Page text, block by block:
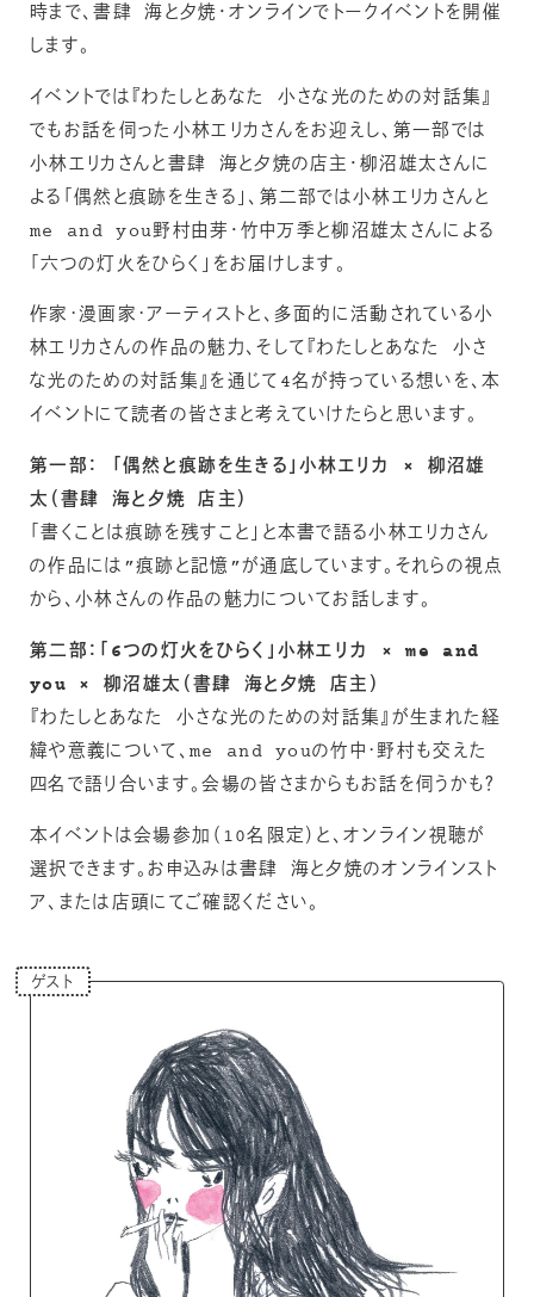
時まで、書肆 海と夕焼・オンラインでトークイベントを開催
します。
イベントでは『わたしとあなた 小さな光のための対話集』
でもお話を伺った小林エリカさんをお迎えし、第一部では
小林エリカさんと書肆 海と夕焼の店主・柳沼雄太さんに
よる「偶然と痕跡を生きる」、第二部では小林エリカさんと
me and you野村由芽・竹中万季と柳沼雄太さんによる
「六つの灯火をひらく」をお届けします。
作家･漫画家･アーティストと、多面的に活動されている小
林エリカさんの作品の魅力、そして『わたしとあなた 小さ
な光のための対話集』を通じて4名が持っている想いを、本
イベントにて読者の皆さまと考えていけたらと思います。
第一部： 「偶然と痕跡を生きる」小林エリカ × 柳沼雄
太（書肆 海と夕焼 店主）
「書くことは痕跡を残すこと」と本書で語る小林エリカさん
の作品には”痕跡と記憶”が通底しています。それらの視点
から、小林さんの作品の魅力についてお話します。
第二部：「6つの灯火をひらく」小林エリカ × me and
you × 柳沼雄太（書肆 海と夕焼 店主）
『わたしとあなた 小さな光のための対話集』が生まれた経
緯や意義について、me and youの竹中･野村も交えた
四名で語り合います。会場の皆さまからもお話を伺うかも？
本イベントは会場参加（10名限定）と、オンライン視聴が
選択できます。お申込みは書肆 海と夕焼のオンラインスト
ア、または店頭にてご確認ください。
ゲスト